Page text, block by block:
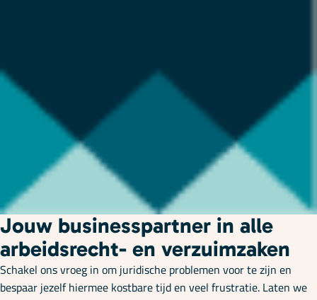
Jouw businesspartner in alle
arbeidsrecht- en verzuimzaken
Schakel ons vroeg in om juridische problemen voor te zijn en
bespaar jezelf hiermee kostbare tijd en veel frustratie. Laten we